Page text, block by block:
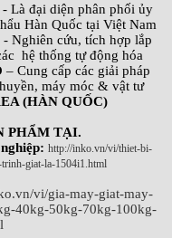
- Là đại diện phân phối ủy
Hàn Quốc tại Việt Nam
- Nghiên cứu, tích hợp lắp
hệ thống tự động hóa
– Cung cấp các giải pháp
máy móc & vật tư
(HÀN QUỐC)
PHẨM TẠI.
http://inko.vn/vi/thiet-bi-
giat-la-1504i1.html
vi/gia-may-giat-may-
40kg-50kg-70kg-100kg-